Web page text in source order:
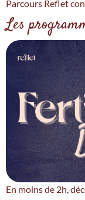
Parcours Reflet
Les
En moins de 2h,